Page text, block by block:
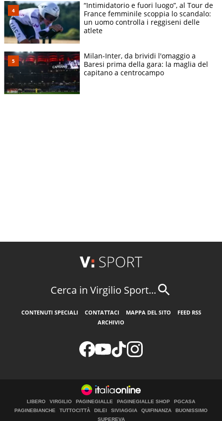
“Intimidatorio e fuori luogo”, al Tour de
France femminile scoppia lo scandalo:
un uomo controlla i reggiseni delle
atlete
Milan-Inter, da brividi l'omaggio a
Baresi prima della gara: la maglia del
capitano a centrocampo
Cerca in Virgilio Sport...
CONTENUTI SPECIALI CONTATTACI MAPPA DEL SITO
FEED RSS
ARCHIVIO
LIBERO VIRGILIO PAGINEGIALLE PAGINEGIALLE SHOP
PGCASA
PAGINEBIANCHE
TUTTOCITTÀ DILEI SIVIAGGIA QUIFINANZA
BUONISSIMO
SUPEREVA